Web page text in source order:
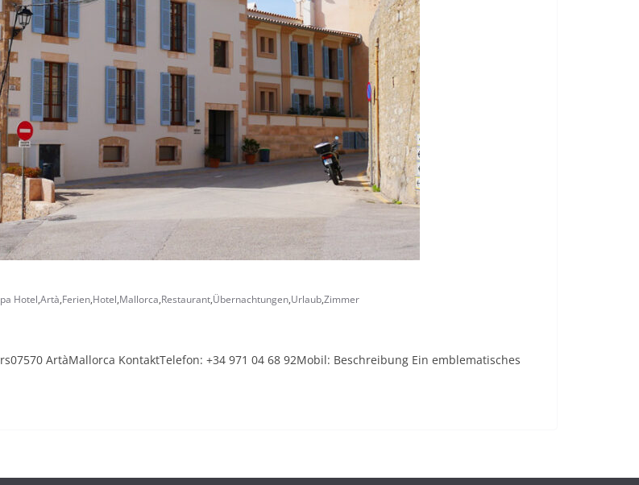
Hotel,Artà,Ferien,Hotel,Mallorca,Restaurant,Übernachtungen,Urlaub,Zimmer
ArtàMallorca KontaktTelefon: +34 971 04 68 92Mobil: Beschreibung Ein emblematisches